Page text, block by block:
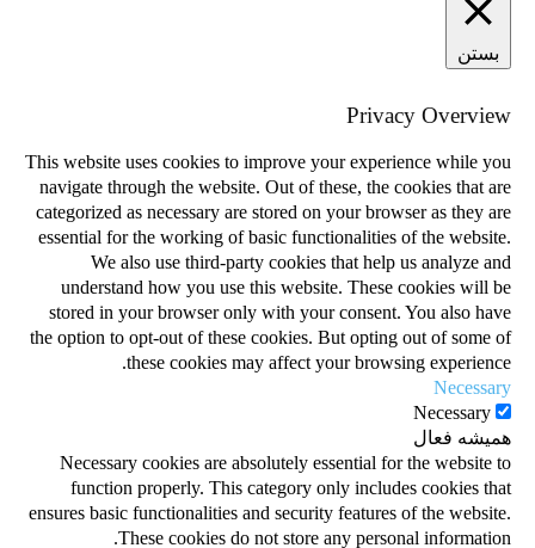
بستن
Privacy Overview
This website uses cookies to improve your experience while you
navigate through the website. Out of these, the cookies that are
categorized as necessary are stored on your browser as they are
essential for the working of basic functionalities of the website.
We also use third-party cookies that help us analyze and
understand how you use this website. These cookies will be
stored in your browser only with your consent. You also have
the option to opt-out of these cookies. But opting out of some of
these cookies may affect your browsing experience.
Necessary
Necessary
همیشه فعال
Necessary cookies are absolutely essential for the website to
function properly. This category only includes cookies that
ensures basic functionalities and security features of the website.
These cookies do not store any personal information.